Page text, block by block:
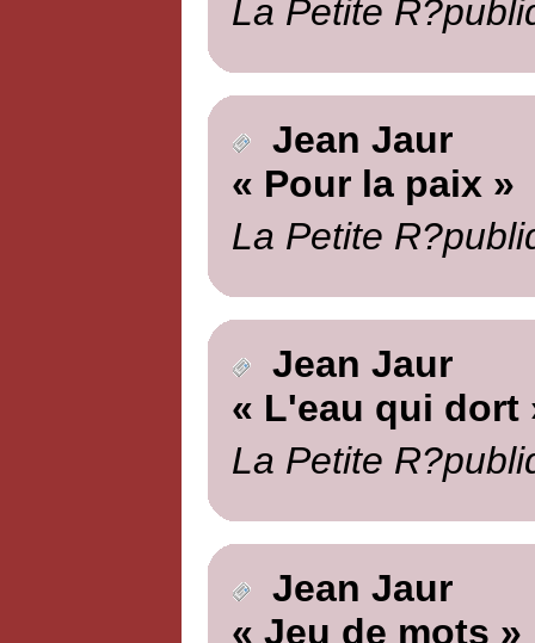
La Petite
Jean Jaur
« Pour la paix »
La Petite
Jean Jaur
« L'eau qui dort
La Petite
Jean Jaur
« Jeu de mots »